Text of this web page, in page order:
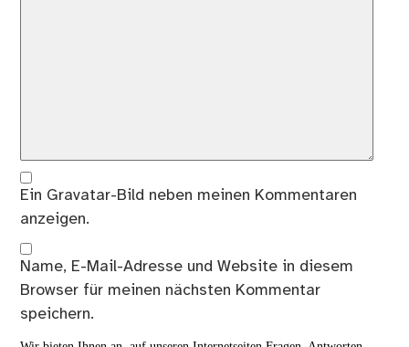
Ein Gravatar-Bild neben meinen Kommentaren
anzeigen.
Name, E-Mail-Adresse und Website in diesem
Browser für meinen nächsten Kommentar
speichern.